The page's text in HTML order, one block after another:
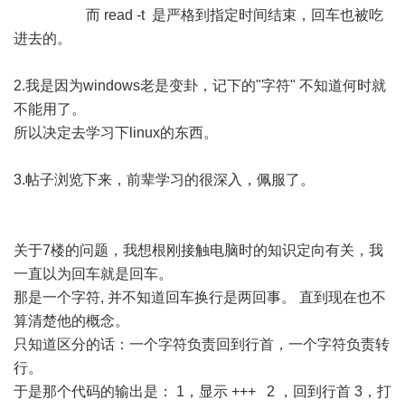
而 read -t 是严格到指定时间结束，回车也被吃
进去的。
2.我是因为windows老是变卦，记下的"字符" 不知道何时就
不能用了。
所以决定去学习下linux的东西。
3.帖子浏览下来，前辈学习的很深入，佩服了。
关于7楼的问题，我想根刚接触电脑时的知识定向有关，我
一直以为回车就是回车。
那是一个字符, 并不知道回车换行是两回事。 直到现在也不
算清楚他的概念。
只知道区分的话：一个字符负责回到行首，一个字符负责转
行。
于是那个代码的输出是： 1，显示 +++ 2 ，回到行首 3，打